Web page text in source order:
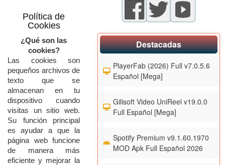
Política de
Cookies
¿Qué son las
cookies?
Las cookies son
pequeños archivos de
texto que se
almacenan en tu
dispositivo cuando
visitas unsitioweb.
Su función principal
es ayudar a que la
página web funcione
de manera más
eficiente y mejorar la
Destacadas
PlayerFab (2026) Full v7.0.5.6
Español [Mega]
Gilisoft Video UniReel v19.0.0
Full Español [Mega]
Spotify Premium v9.1.60.1970
MOD Apk Full Español 2026